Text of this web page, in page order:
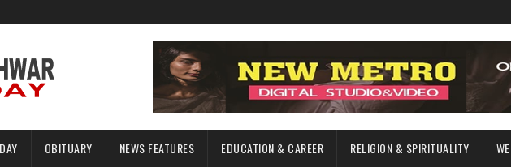
OBITUARY NEWS FEATURES EDUCATION & CAREER RELIGION & SPIRITUALITY